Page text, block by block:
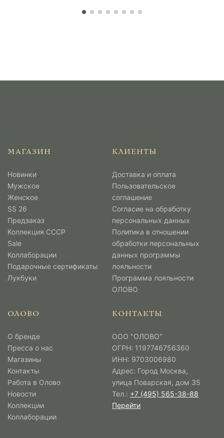
МАГАЗИН
Новинки
Мужcкое
Женское
SS 26
Предзаказ
Коллекция СССР
Sale
Коллаборации
Подарочные сертификаты
Лукбуки
КЛИЕНТЫ
Доставка и оплата
Пользовательское
соглашение
Согласие на обработку
персональных данных
Политика в отношении
обработки персональных
данных программы
лояльности
Программа лояльности
ОЛОВО
ОЛОВО
О бренде
Пресса о нас
Магазины
Контакты
Работа в Олово
Новости
Коллекции
Коллаборации
КОНТАКТЫ
ООО "ОЛОВО"
ОГРН: 1197746756360
ИНН: 9703006980
Адрес: Город Москва,
улица Поварская, дом 35
Тел.: +7 (495) 565-38-88
Перейти